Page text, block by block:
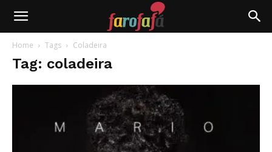
Farofafá
Home Tags Coladeira
Tag: coladeira